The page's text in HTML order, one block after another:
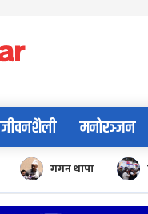
जीवनशैली मनोरञ्जन
गगन थापा